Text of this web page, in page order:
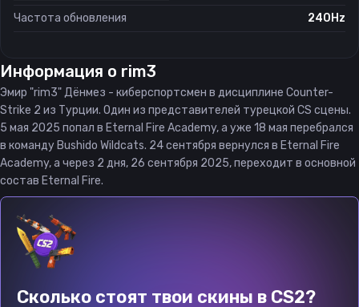
Частота обновления
240Hz
Информация о rim3
Эмир "rim3" Дёнмез - киберспортсмен в дисциплине Counter-
Strike 2 из Турции. Один из представителей турецкой CS сцены.
5 мая 2025 попал в Eternal Fire Academy, а уже 18 мая перебрался
в команду Bushido Wildcats. 24 сентября вернулся в Eternal Fire
Academy, а через 2 дня, 26 сентября 2025, переходит в основной
состав Eternal Fire.
Сколько стоят твои скины в CS2?